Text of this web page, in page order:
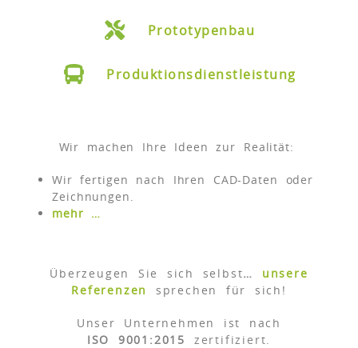
Prototypenbau
Produktionsdienstleistung
Wir machen Ihre Ideen zur Realität:
Wir fertigen nach Ihren CAD-Daten oder
Zeichnungen.
mehr …
Überzeugen Sie sich selbst… unsere
Referenzen
sprechen für sich!
Unser Unternehmen ist nach
ISO 9001:2015 zertifiziert.